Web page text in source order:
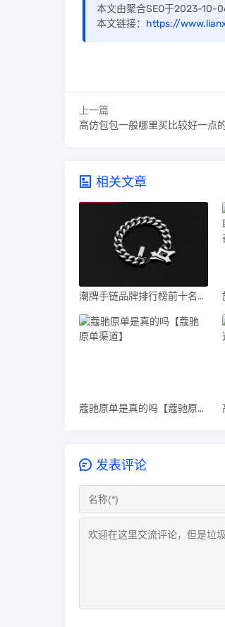
本文由聚合SEO于2023-10-
本文链接： https://
上一篇
高仿包包一般哪里买比较好一点的【
相关文章
潮牌手链品牌排行榜前十名【潮牌手链推荐】
蔻驰原单是真的吗【蔻驰原单渠道】
发表评论